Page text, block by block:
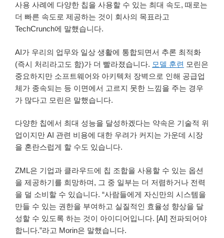
사용 사례에 다양한 칩을 사용할 수 있는 최대 속도, 때로는
더 빠른 속도로 제공하는 것이 회사의 목표라고
TechCrunch에 말했습니다.
AI가 우리의 업무와 일상 생활에 통합되면서 추론 최적화
(즉시 처리라고도 함)가 더 빨라졌습니다. 모델 훈련 모린은
중요하지만 소프트웨어와 아키텍처 장벽으로 인해 공급업
체가 종속되는 등 이면에서 고르지 못한 느낌을 주는 경우
가 많다고 모린은 말했습니다.
다양한 칩에서 최대 성능을 달성하겠다는 약속은 기술적 위
업이지만 AI 관련 비용에 대한 우려가 커지는 가운데 시장
을 혼란스럽게 할 수도 있습니다.
ZML은 기업과 클라우드에 칩 조합을 사용할 수 있는 옵션
을 제공하기를 희망하며, 그 중 일부는 더 저렴하거나 전력
을 덜 소비할 수 있습니다. “사람들에게 자신만의 시스템을
만들 수 있는 권한을 부여하고 실질적인 효율성 향상을 달
성할 수 있도록 하는 것이 아이디어입니다. [AI] 전파되어야
합니다.”라고 Morin은 말했습니다.